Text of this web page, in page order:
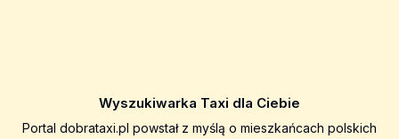
Wyszukiwarka Taxi dla Ciebie
Portal dobrataxi.pl powstał z myślą o mieszkańcach polskich